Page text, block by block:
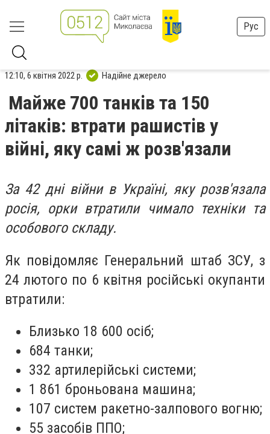
Рус
12:10, 6 квітня 2022 р. Надійне джерело
Майже 700 танків та 150
літаків: втрати рашистів у
війні, яку самі ж розв'язали
За 42 дні війни в Україні, яку розв'язала
росія, орки втратили чимало техніки та
особового складу.
Як повідомляє Генеральний штаб ЗСУ, з
24 лютого по 6 квітня російські окупанти
втратили:
Близько 18 600 осіб;
684 танки;
332 артилерійські системи;
1 861 броньована машина;
107 систем ракетно-залпового вогню;
55 засобів ППО;